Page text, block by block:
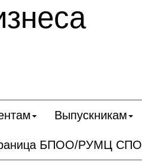
Выпускникам
БПОО/РУМЦ СПО